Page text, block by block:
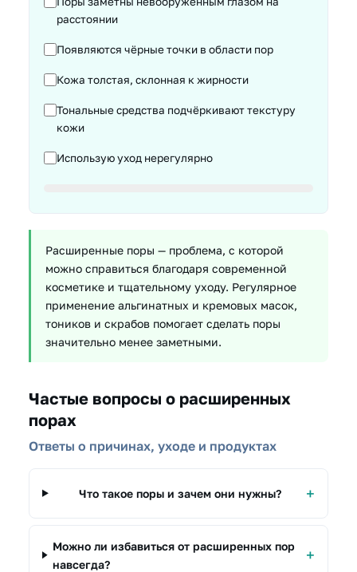
расстоянии
Появляются чёрные точки в области пор
Кожа толстая, склонная к жирности
Тональные средства подчёркивают текстуру
кожи
Использую уход нерегулярно
Расширенные поры — проблема, с которой
можно справиться благодаря современной
косметике и тщательному уходу. Регулярное
применение альгинатных и кремовых масок,
тоников и скрабов помогает сделать поры
значительно менее заметными.
Частые вопросы о расширенных
порах
Ответы о причинах, уходе и продуктах
Что такое поры и зачем они нужны?
Можно ли избавиться от расширенных пор
навсегда?